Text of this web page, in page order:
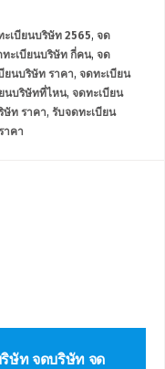
ะเบียนบริษัท 2565, จด
ทะเบียนบริษัท กี่คน, จด
ยนบริษัท ราคา, จดทะเบียน
นบริษัทที่ไหน, จดทะเบียน
ษัท ราคา, รับจดทะเบียน
าคา
ษัท จดบริษัท จด